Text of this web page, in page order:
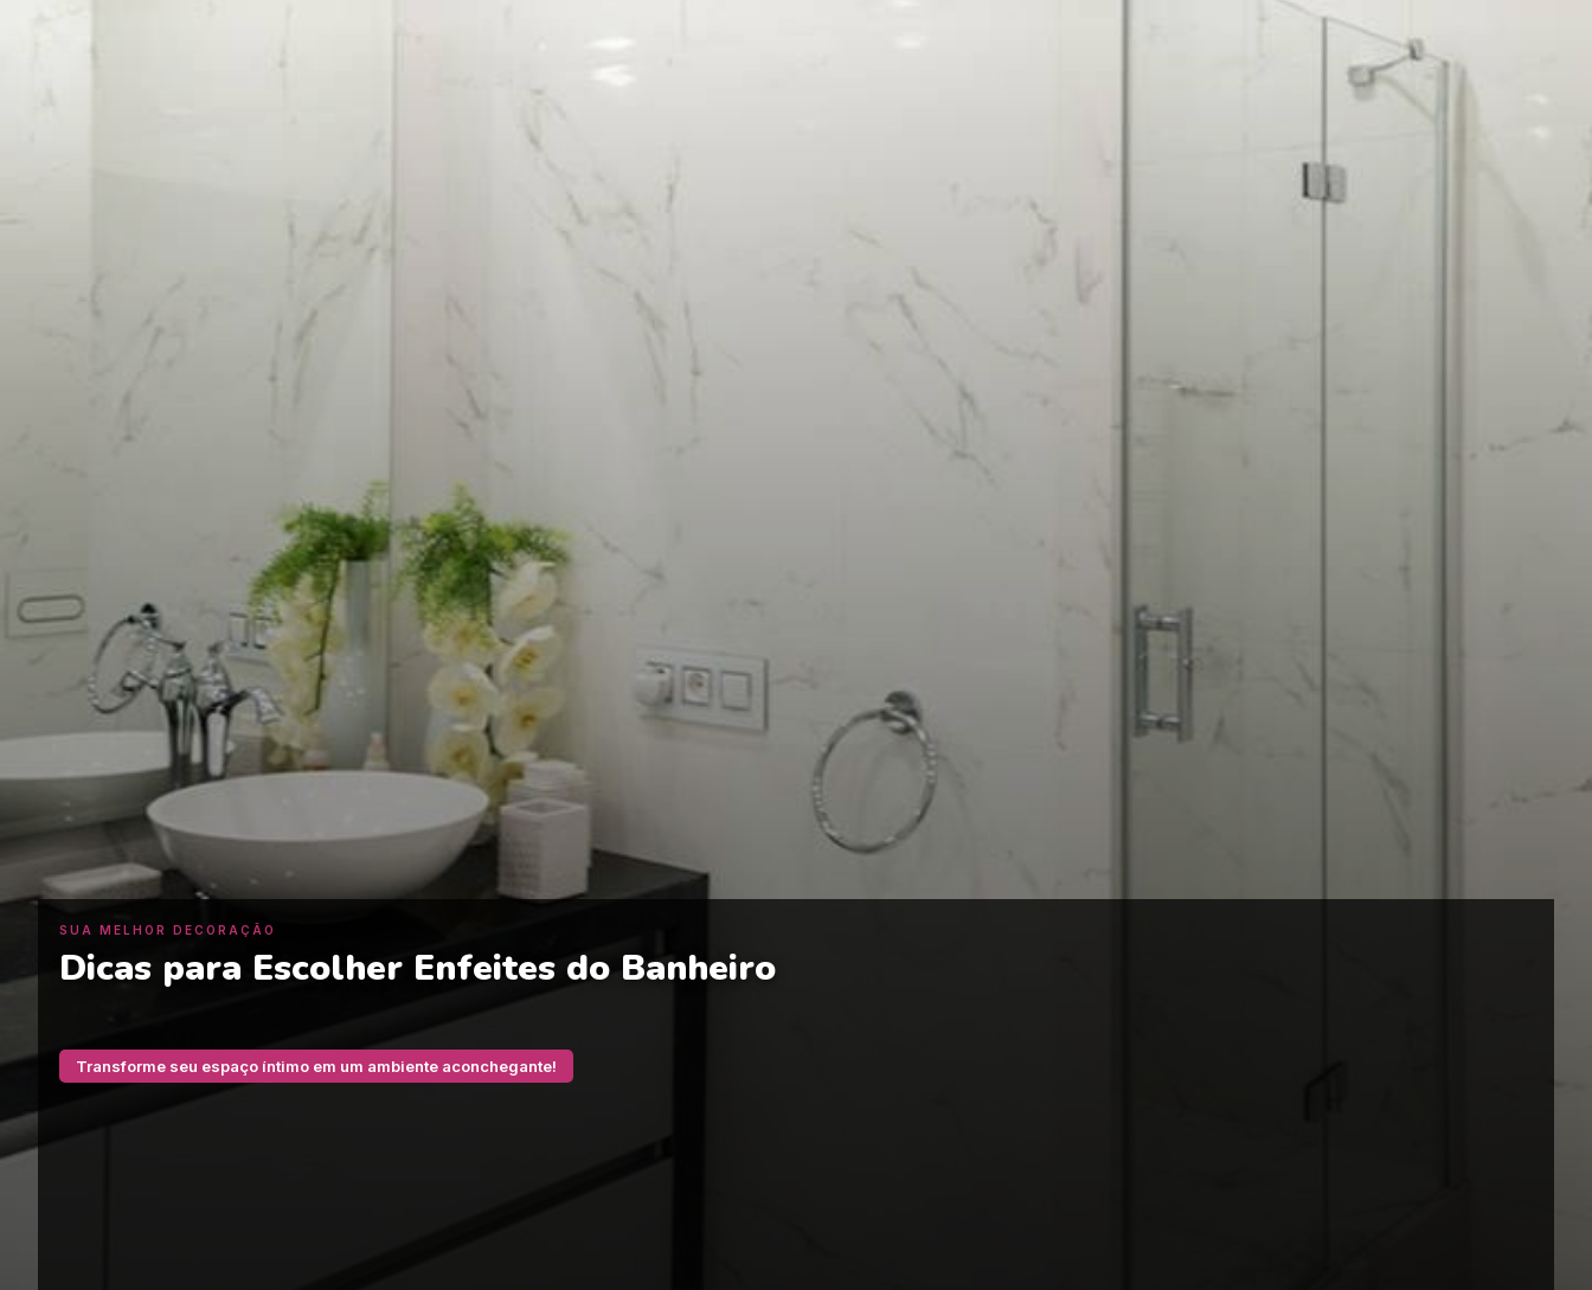
SUA MELHOR DECORAÇÃO
Dicas para Escolher Enfeites do Banheiro
Transforme seu espaço íntimo em um ambiente aconchegante!